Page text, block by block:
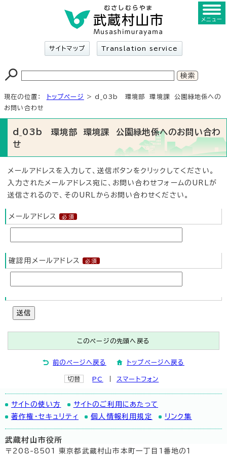
サイトマップ Translation service
メニュー
現在の位置： トップページ
> d_03b 環境部 環境課 公園緑地係への
お問い合わせ
d_03b 環境部 環境課 公園緑地係へのお問い合わ
せ
メールアドレスを入力して、送信ボタンをクリックしてください。
入力されたメールアドレス宛に、お問い合わせフォームのURLが
送信されるので、そのURLからお問い合わせください。
メールアドレス
確認用メールアドレス
送信
このページの先頭へ戻る
前のページへ戻る トップページへ戻る
切替 PC スマートフォン
サイトの使い方
サイトのご利用にあたって
著作権・セキュリティ
個人情報利用規定 リンク集
武蔵村山市役所
〒208-8501 東京都武蔵村山市本町一丁目1番地の1